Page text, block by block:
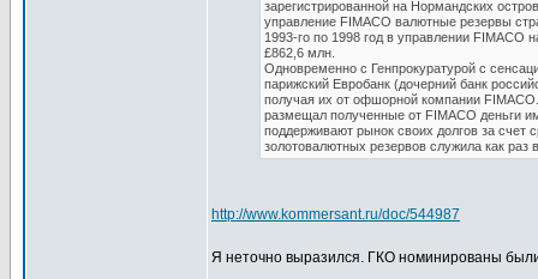
зарегистрированной на Нормандских
управление FIMACO валютные резервы
1993-го по 1998 год в управлении
£862,6 млн.
Одновременно с Генпрокуратурой с
парижский Евробанк (дочерний банк
получая их от офшорной компании
размещал полученные от FIMACO деньги
поддерживают рынок своих долгов за счет
золотовалютных резервов служила как
http://www.kommersant.ru/doc/544987
Я неточно выразился. ГКО номинированы